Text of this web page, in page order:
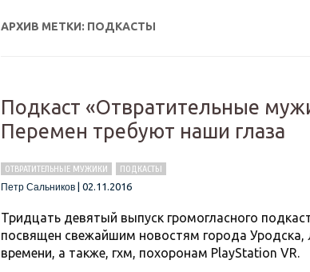
АРХИВ МЕТКИ: ПОДКАСТЫ
Подкаст «Отвратительные
Перемен требуют наши глаза
ОТВРАТИТЕЛЬНЫЕ МУЖИКИ
ПОДКАСТЫ
Петр Сальников
02.11.2016
Тридцать девятый выпуск громогласного
посвящен свежайшим новостям города Уродска,
времени, а также, гхм, похоронам PlayStation VR.